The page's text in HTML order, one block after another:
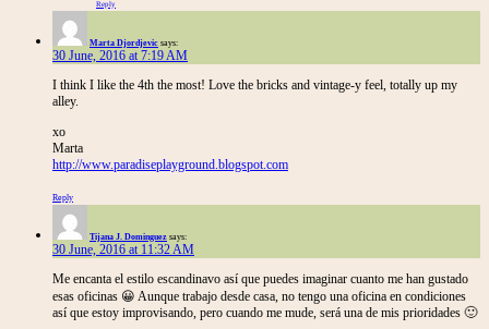
Reply
Marta Djordjevic says:
30 June, 2016 at 7:19 AM
I think I like the 4th the most! Love the bricks and vintage-y feel, totally up my
alley.
xo
Marta
http://www.paradiseplayground.blogspot.com
Reply
Tijana J. Dominguez says:
30 June, 2016 at 11:32 AM
Me encanta el estilo escandinavo así que puedes imaginar cuanto me han gustado
esas oficinas 😀 Aunque trabajo desde casa, no tengo una oficina en condiciones
así que estoy improvisando, pero cuando me mude, será una de mis prioridades 🙂